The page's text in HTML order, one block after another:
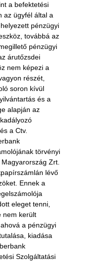
a befektetési
az ügyfél által a
pénzügyi
továbbá az
pénzügyi
árutőzsdei
nem képezi a
részét,
soron kívül
és a
alapján az
a Ctv.
törvényi
Zrt.
lévő
Ennek a
eleget tenni,
nem került
a pénzügyi
kiadása
Szolgáltatási